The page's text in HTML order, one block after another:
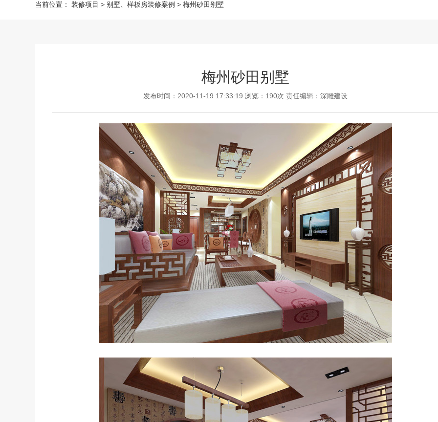
当前位置： 装修项目 > 别墅、样板房装修案例 > 梅州砂田别墅
梅州砂田别墅
发布时间：2020-11-19 17:33:19 浏览：190次 责任编辑： 深雕建设